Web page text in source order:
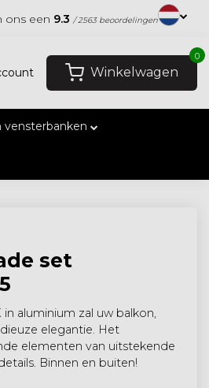
ons een 9.3 / 2563 beoordelingen
Winkelwagen
0
vensterbanken
set
aluminium zal uw balkon,
elegantie. Het
elementen van uitstekende
Binnen en buiten!